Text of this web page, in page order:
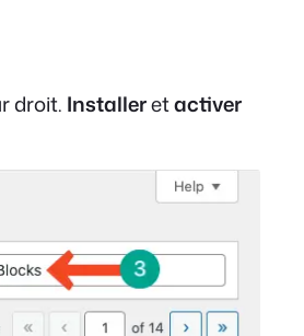
droit. Installeretactiver